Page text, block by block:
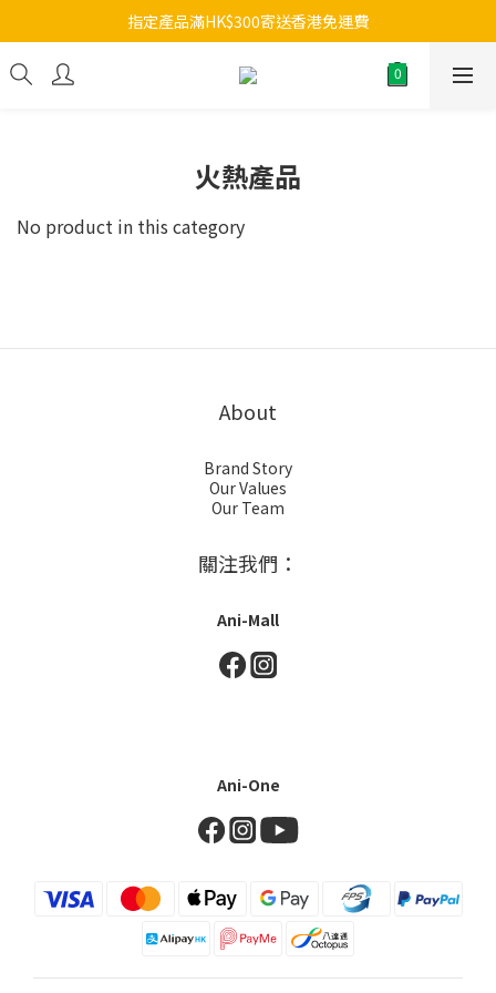
指定產品滿HK$300寄送香港免運費
火熱產品
No product in this category
About
Brand Story
Our Values
Our Team
關注我們：
Ani-Mall
Ani-One